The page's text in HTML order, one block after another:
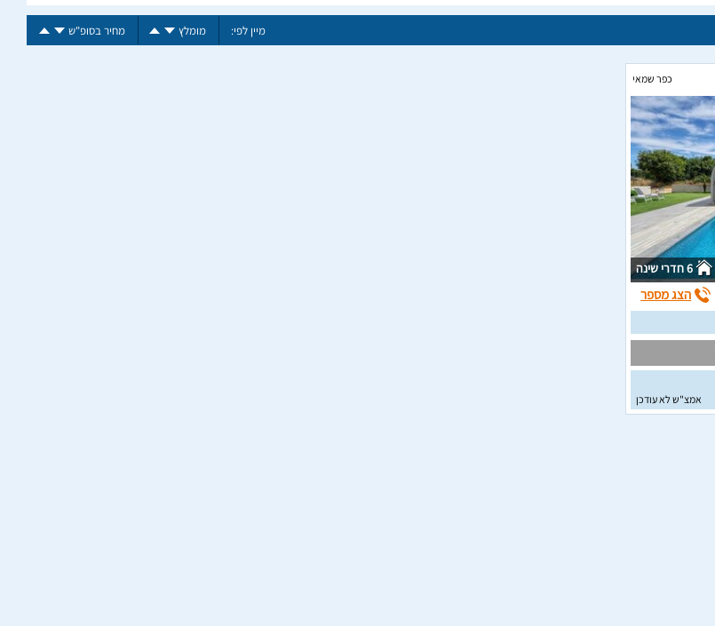
מיין לפי: מומלץ מחיר בסופ"ש
כפר שמאי
6 חדרי שינה
הצג מספר
אמצ"ש לא עודכן